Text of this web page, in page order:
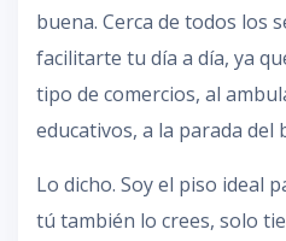
buena. Cerca de todos los
facilitarte tu día a día, ya
tipo de comercios, al
educativos, a la parada del
Lo dicho. Soy el piso ideal
tú también lo crees, solo